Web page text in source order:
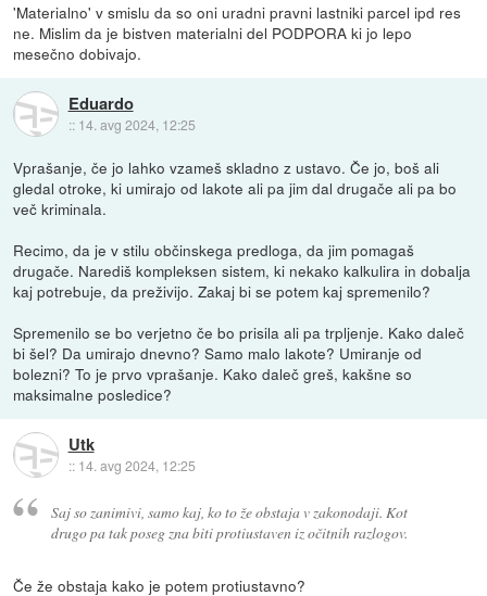
'Materialno' v smislu da so oni uradni pravni lastniki parcel ipd res
ne. Mislim da je bistven materialni del PODPORA ki jo lepo
mesečno dobivajo.
Eduardo
:: 14. avg 2024, 12:25
Vprašanje, če jo lahko vzameš skladno z ustavo. Če jo, boš ali
gledal otroke, ki umirajo od lakote ali pa jim dal drugače ali pa bo
več kriminala.
Recimo, da je v stilu občinskega predloga, da jim pomagaš
drugače. Narediš kompleksen sistem, ki nekako kalkulira in dobalja
kaj potrebuje, da preživijo. Zakaj bi se potem kaj spremenilo?
Spremenilo se bo verjetno če bo prisila ali pa trpljenje. Kako daleč
bi šel? Da umirajo dnevno? Samo malo lakote? Umiranje od
bolezni? To je prvo vprašanje. Kako daleč greš, kakšne so
maksimalne posledice?
Utk
:: 14. avg 2024, 12:25
Saj so zanimivi, samo kaj, ko to že obstaja v zakonodaji. Kot
drugo pa tak poseg zna biti protiustaven iz očitnih razlogov.
Če že obstaja kako je potem protiustavno?